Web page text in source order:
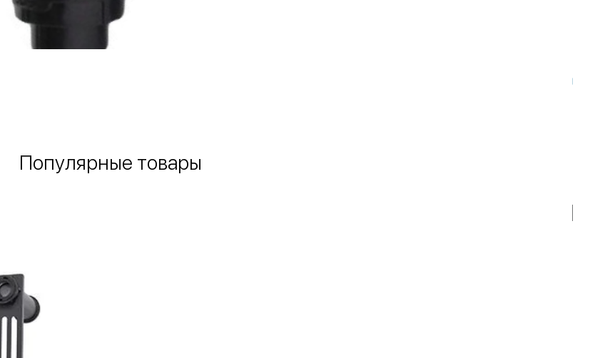
Популярные товары